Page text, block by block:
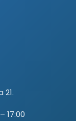
21.
17:00